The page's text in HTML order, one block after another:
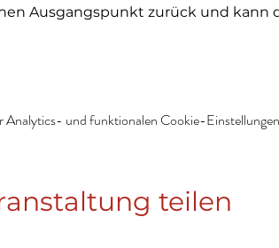
Ausgangspunkt zurück und kann
Analytics- und funktionalen Cookie-
teilen